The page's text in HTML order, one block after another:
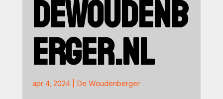
DEWOUDENB
ERGER.NL
apr 4, 2024| De Woudenberger